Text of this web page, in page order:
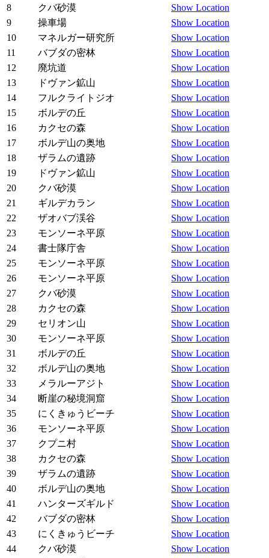
8
クバ砂漠
Show Location
9
操車場
Show Location
10
マネルガー研究所
Show Location
11
バブダの密林
Show Location
12
廃坑道
Show Location
13
ドヴァン鉱山
Show Location
14
フルクライトジオ
Show Location
15
ボルデの丘
Show Location
16
カクセの森
Show Location
17
ボルデ山の奥地
Show Location
18
ザラムの遺跡
Show Location
19
ドヴァン鉱山
Show Location
20
クバ砂漠
Show Location
21
ギルデカラン
Show Location
22
ザオバブ渓谷
Show Location
23
モンソーネ平原
Show Location
24
書士隊庁舎
Show Location
25
モンソーネ平原
Show Location
26
モンソーネ平原
Show Location
27
クバ砂漠
Show Location
28
カクセの森
Show Location
29
セリオン山
Show Location
30
モンソーネ平原
Show Location
31
ボルデの丘
Show Location
32
ボルデ山の奥地
Show Location
33
メラルーアジト
Show Location
34
断崖の秘境洞窟
Show Location
35
にくきゅうビーチ
Show Location
36
モンソーネ平原
Show Location
37
クプニ村
Show Location
38
カクセの森
Show Location
39
ザラムの遺跡
Show Location
40
ボルデ山の奥地
Show Location
41
ハンターズギルド
Show Location
42
バブダの密林
Show Location
43
にくきゅうビーチ
Show Location
44
クバ砂漠
Show Location